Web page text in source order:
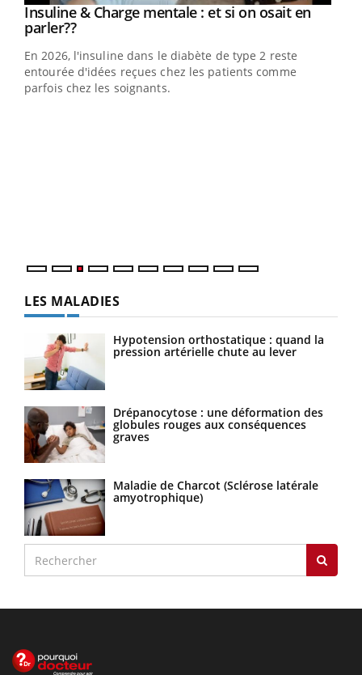
Youtube
Insuline & Charge mentale : et si on osait en
parler??Youtube
En 2026, l'insuline dans le diabète de type 2 reste
entourée d'idées reçues chez les patients comme
parfois chez les soignants.
LES MALADIES
Hypotension orthostatique : quand la
pression artérielle chute au lever
Drépanocytose : une déformation des
globules rouges aux conséquences
graves
Maladie de Charcot (Sclérose latérale
amyotrophique)